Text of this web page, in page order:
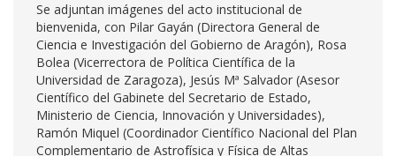
Se adjuntan imágenes del acto institucional de
bienvenida, con Pilar Gayán (Directora General de
Ciencia e Investigación del Gobierno de Aragón), Rosa
Bolea (Vicerrectora de Política Científica de la
Universidad de Zaragoza), Jesús Mª Salvador (Asesor
Científico del Gabinete del Secretario de Estado,
Ministerio de Ciencia, Innovación y Universidades),
Ramón Miquel (Coordinador Científico Nacional del Plan
Complementario de Astrofísica y Física de Altas